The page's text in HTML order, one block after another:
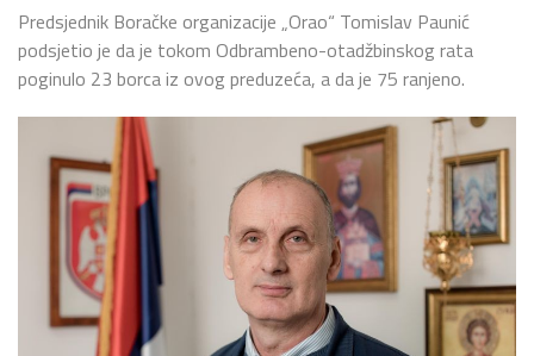
Predsjednik Boračke organizacije „Orao“ Tomislav Paunić
podsjetio je da je tokom Odbrambeno-otadžbinskog rata
poginulo 23 borca iz ovog preduzeća, a da je 75 ranjeno.